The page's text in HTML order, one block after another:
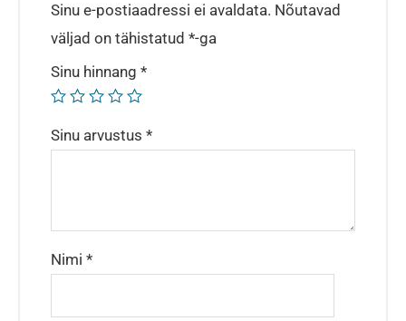
Sinu e-postiaadressi ei avaldata. Nõutavad
väljad on tähistatud *-ga
Sinu hinnang *
Sinu arvustus *
Nimi *